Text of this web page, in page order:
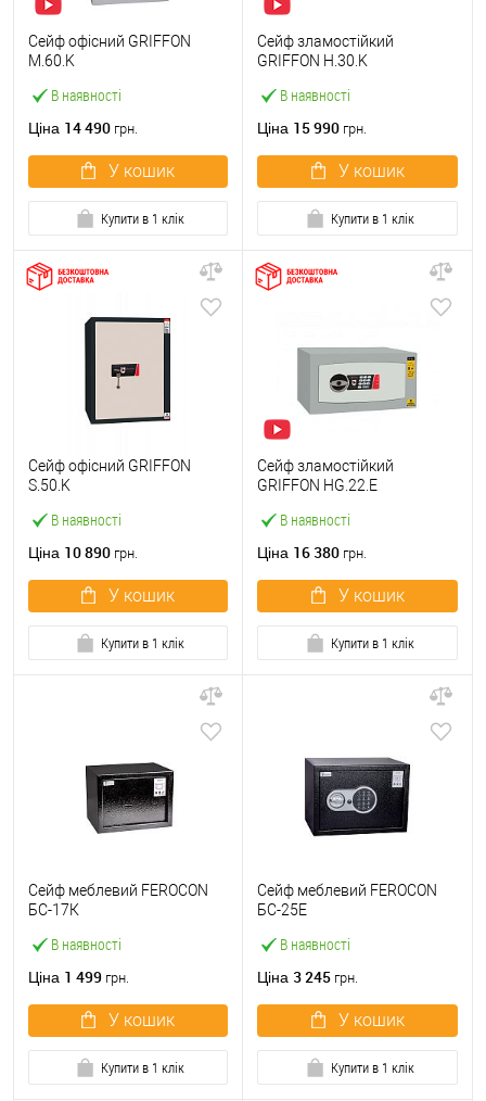
В наявності
Сейф офісний GRIFFON
M.60.K
Ціна 14 490 грн.
У кошик
Купити в 1 клік
В наявності
Сейф зламостійкий
GRIFFON H.30.K
Ціна 15 990 грн.
У кошик
Купити в 1 клік
В наявності
Сейф офісний GRIFFON
S.50.K
Ціна 10 890 грн.
У кошик
Купити в 1 клік
В наявності
Сейф зламостійкий
GRIFFON HG.22.E
Ціна 16 380 грн.
У кошик
Купити в 1 клік
В наявності
Сейф меблевий FEROCON
БС-17К
Ціна 1 499 грн.
У кошик
Купити в 1 клік
В наявності
Сейф меблевий FEROCON
БС-25Е
Ціна 3 245 грн.
У кошик
Купити в 1 клік